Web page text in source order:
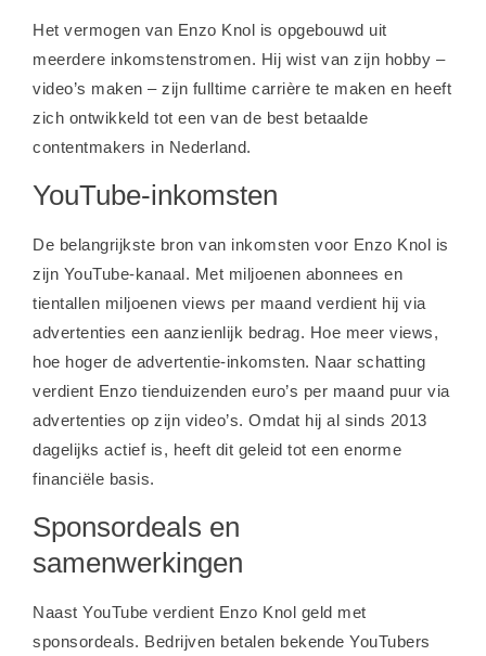
Het vermogen van Enzo Knol is opgebouwd uit
meerdere inkomstenstromen. Hij wist van zijn hobby –
video’s maken – zijn fulltime carrière te maken en heeft
zich ontwikkeld tot een van de best betaalde
contentmakers in Nederland.
YouTube-inkomsten
De belangrijkste bron van inkomsten voor Enzo Knol is
zijn YouTube-kanaal. Met miljoenen abonnees en
tientallen miljoenen views per maand verdient hij via
advertenties een aanzienlijk bedrag. Hoe meer views,
hoe hoger de advertentie-inkomsten. Naar schatting
verdient Enzo tienduizenden euro’s per maand puur via
advertenties op zijn video’s. Omdat hij al sinds 2013
dagelijks actief is, heeft dit geleid tot een enorme
financiële basis.
Sponsordeals en
samenwerkingen
Naast YouTube verdient Enzo Knol geld met
sponsordeals. Bedrijven betalen bekende YouTubers